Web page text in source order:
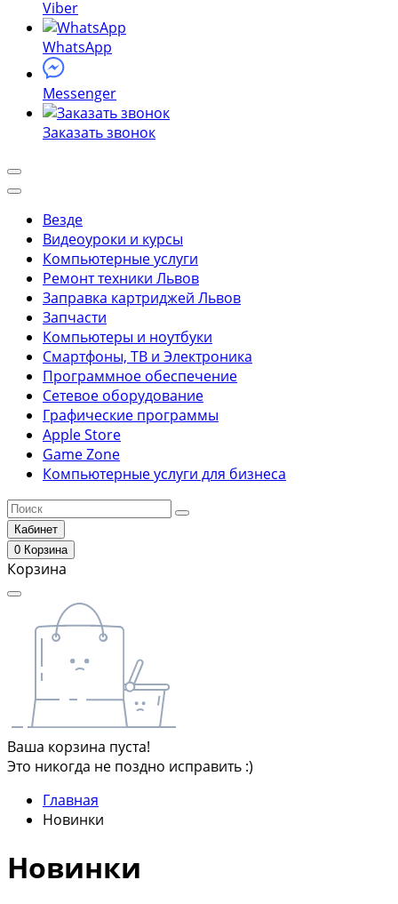
Viber
WhatsApp
Messenger
Заказать звонок
Везде
Видеоуроки и курсы
Компьютерные услуги
Ремонт техники Львов
Заправка картриджей Львов
Запчасти
Компьютеры и ноутбуки
Смартфоны, ТВ и Электроника
Программное обеспечение
Сетевое оборудование
Графические программы
Apple Store
Game Zone
Компьютерные услуги для бизнеса
Кабинет
0 Корзина
Корзина
Ваша корзина пуста!
Это никогда не поздно исправить :)
Главная
Новинки
Новинки